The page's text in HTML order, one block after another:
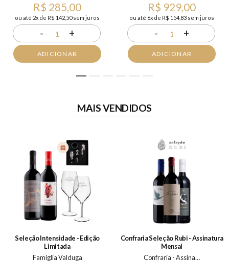
R$ 285,00
ou até 2x de R$ 142,50 sem juros
- 1 +
ADICIONAR
R$ 929,00
ou até 6x de R$ 154,83 sem juros
- 1 +
ADICIONAR
MAIS VENDIDOS
Seleção Intensidade - Edição
Limitada
Famiglia Valduga
Confraria Seleção Rubi - Assinatura
Mensal
Confraria - Assinatura Mensal